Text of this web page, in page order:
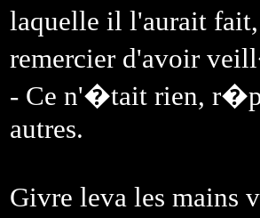
laquelle il l'aurait
remercier d'avoir
- Ce n'�tait rien,
autres.
Givre leva les